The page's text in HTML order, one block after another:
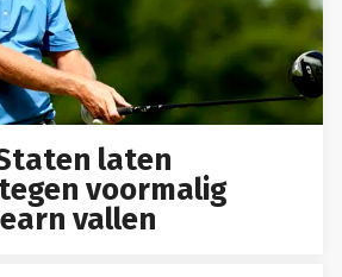
laten
voormalig
vallen